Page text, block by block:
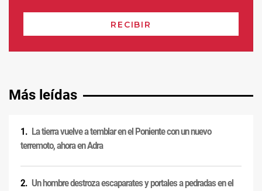
Más leídas
La tierra vuelve a temblar en el Poniente con un nuevo
terremoto, ahora en Adra
Un hombre destroza escaparates y portales a pedradas en el